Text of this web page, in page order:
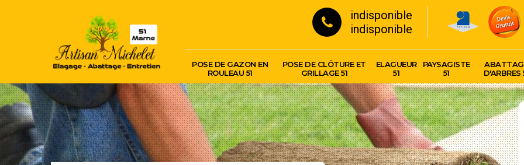
indisponible
indisponible
POSE DE GAZON EN
ROULEAU 51
POSE DE CLÔTURE ET
GRILLAGE 51
ELAGUEUR
51
PAYSAGISTE
51
D'ARBRES